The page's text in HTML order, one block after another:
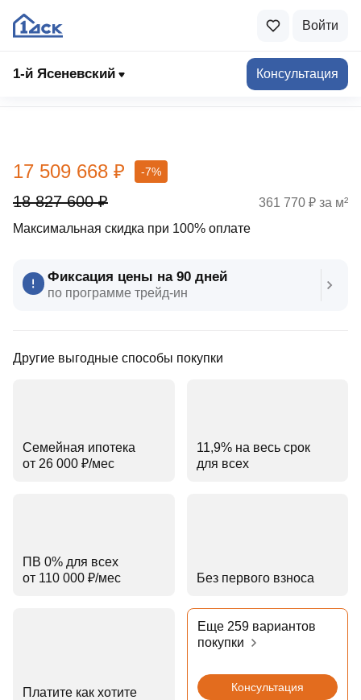
Войти
1-й Ясеневский Консультация
Выбрать квартиру
18 827 600 ₽
17 509 668 ₽ -7%
Максимальная скидка при 100% оплате
Фиксация цены на 90 дней
по программе трейд‑ин
Другие выгодные способы покупки
Семейная ипотека
от 26 000 ₽⁠/⁠мес
11,9% на весь срок
для всех
ПВ 0% для всех
от 110 000 ₽⁠/⁠мес
Без первого взноса
Платите как хотите
Еще 259 вариантов
покупки
Консультация
361 770 ₽ за м²